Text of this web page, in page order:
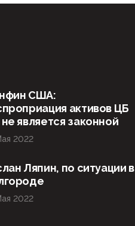
США:
активов ЦБ
является законной
2022
Ляпин, по ситуации в
2022